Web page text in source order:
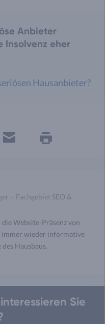
Anbieter
Insolvenz eher
Hausanbieter?
– Fachgebiet SEO &
Website-Präsenz von
immer wieder informative
Hausbaus.
Sie